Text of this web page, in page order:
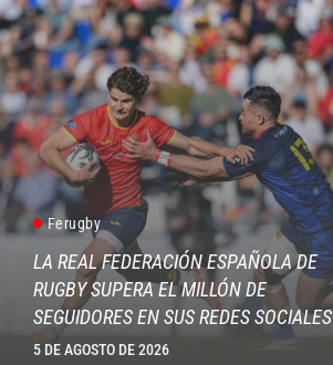
Ferugby
LA REAL FEDERACIÓN ESPAÑOLA DE
RUGBY SUPERA EL MILLÓN DE
SEGUIDORES EN SUS REDES SOCIALES
5 DE AGOSTO DE 2026